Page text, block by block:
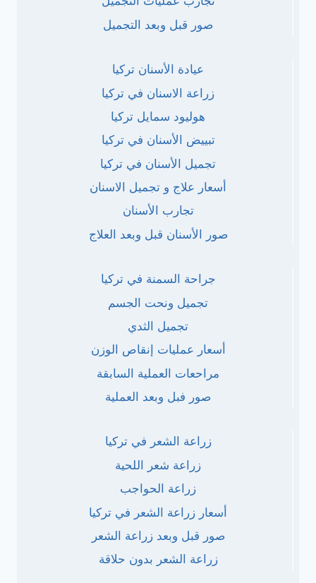
صور قبل وبعد التجميل
عيادة الأسنان تركيا
زراعة الاسنان في تركيا
هوليود سمايل تركيا
تبييض الأسنان في تركيا
تجميل الأسنان في تركيا
أسعار علاج و تجميل الاسنان
تجارب الأسنان
صور الأسنان قبل وبعد العلاج
جراحة السمنة في تركيا
تجميل ونحت الجسم
تجميل الثدي
أسعار عمليات إنقاص الوزن
مراحعات العملية السابقة
صور فبل وبعد العملية
زراعة الشعر في تركيا
زراعة شعر اللحية
زراعة الحواجب
أسعار زراعة الشعر في تركيا
صور قبل وبعد زراعة الشعر
زراعة الشعر بدون حلاقة